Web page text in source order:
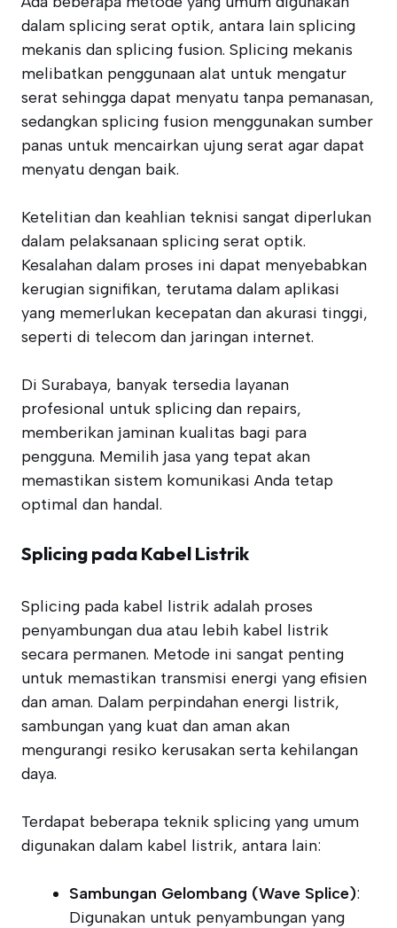
dalam splicing serat optik, antara lain splicing
mekanis dan splicing fusion. Splicing mekanis
melibatkan penggunaan alat untuk mengatur
serat sehingga dapat menyatu tanpa pemanasan,
sedangkan splicing fusion menggunakan sumber
panas untuk mencairkan ujung serat agar dapat
menyatu dengan baik.
Ketelitian dan keahlian teknisi sangat diperlukan
dalam pelaksanaan splicing serat optik.
Kesalahan dalam proses ini dapat menyebabkan
kerugian signifikan, terutama dalam aplikasi
yang memerlukan kecepatan dan akurasi tinggi,
seperti di telecom dan jaringan internet.
Di Surabaya, banyak tersedia layanan
profesional untuk splicing dan repairs,
memberikan jaminan kualitas bagi para
pengguna. Memilih jasa yang tepat akan
memastikan sistem komunikasi Anda tetap
optimal dan handal.
Splicing pada Kabel Listrik
Splicing pada kabel listrik adalah proses
penyambungan dua atau lebih kabel listrik
secara permanen. Metode ini sangat penting
untuk memastikan transmisi energi yang efisien
dan aman. Dalam perpindahan energi listrik,
sambungan yang kuat dan aman akan
mengurangi resiko kerusakan serta kehilangan
daya.
Terdapat beberapa teknik splicing yang umum
digunakan dalam kabel listrik, antara lain:
Sambungan Gelombang (Wave Splice):
Digunakan untuk penyambungan yang